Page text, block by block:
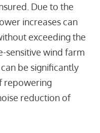
Due to the
increases can
exceeding the
sensitive wind farm
be significantly
repowering
reduction of